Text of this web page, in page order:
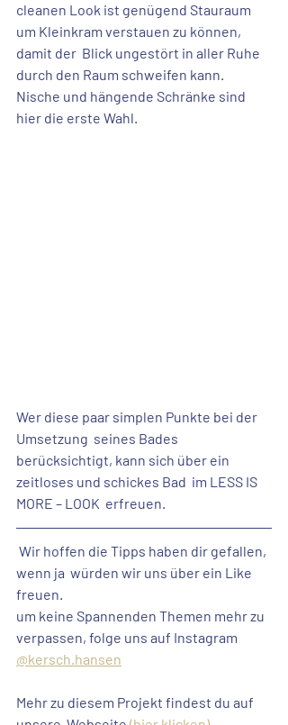
cleanen Look ist genügend Stauraum
um Kleinkram verstauen zu können,
damit der  Blick ungestört in aller Ruhe
durch den Raum schweifen kann.
Nische und hängende Schränke sind
hier die erste Wahl.
Wer diese paar simplen Punkte bei der
Umsetzung seines Bades
berücksichtigt, kann sich über ein
zeitloses und schickes Bad
  im
LESS IS
MORE – LOOK  erfreuen.
wenn ja  würden wir uns über ein Like
freuen.
um keine Spannenden Themen mehr zu
verpassen, folge uns auf Instagram
@kersch.hansen
Mehr zu diesem Projekt findest du auf